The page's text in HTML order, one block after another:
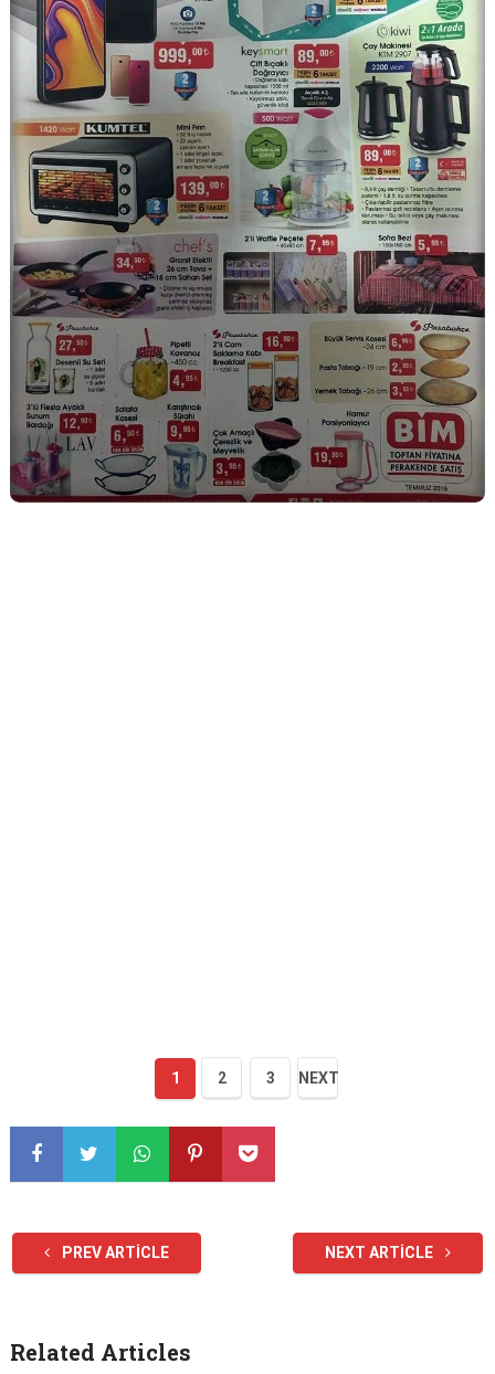
1 2 3 NEXT
PREV ARTICLE NEXT ARTICLE
Related Articles